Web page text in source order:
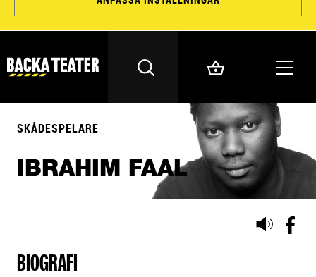
SKÅDESPELARE
IBRAHIM FAAL
Lyssna
BIOGRAFI